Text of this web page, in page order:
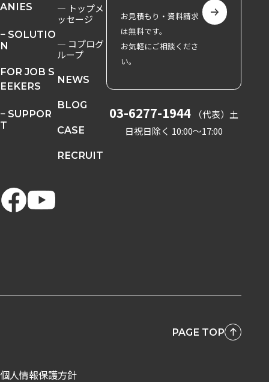
ANIES
− SOLUTIO
N
FOR JOB S
EEKERS
− SUPPOR
T
― トップメ
ッセージ
― コプログ
ループ
NEWS
BLOG
CASE
RECRUIT
お見積もり・資料請求
は無料です。
お気軽にご相談くださ
い。
03-6277-1944 （代表） 土
日祝日除く 10:00〜17:00
PAGE TOP
個人情報保護方針